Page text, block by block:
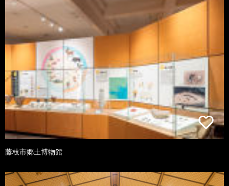
藤枝市郷土博物館